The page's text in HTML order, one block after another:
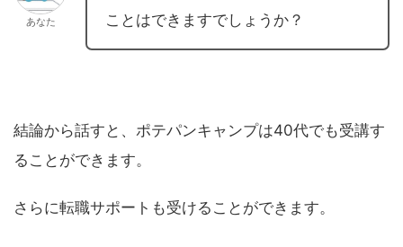
あなた
ことはできますでしょうか？
結論から話すと、ポテパンキャンプは40代でも受講す
ることができます。
さらに転職サポートも受けることができます。